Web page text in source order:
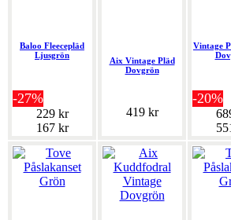
Baloo Fleecepläd
Ljusgrön
-27%
229 kr
167 kr
Aix Vintage Pläd
Dovgrön
419 kr
Vintage
-20%